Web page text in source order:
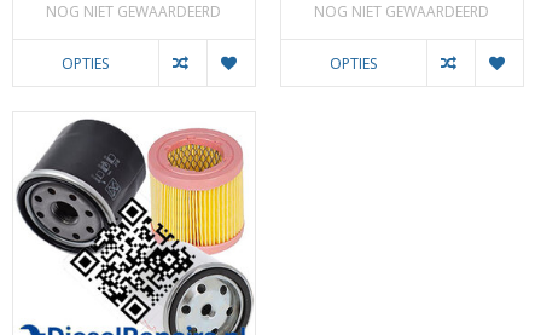
NOG NIET GEWAARDEERD
OPTIES
NOG NIET GEWAARDEERD
OPTIES